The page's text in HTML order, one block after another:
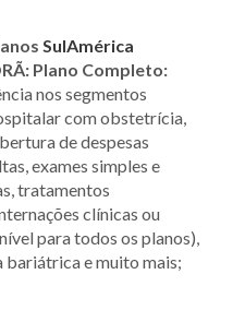
SulAmérica
Plano Completo:
nos segmentos
com obstetrícia,
de despesas
exames simples e
tratamentos
clínicas ou
para todos os planos),
bariátrica e muito mais;